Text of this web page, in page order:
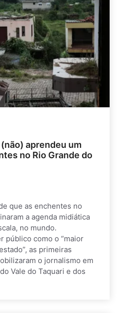
aprendeu um
no Rio Grande do
que as enchentes no
a agenda midiática
no mundo.
público como o “maior
as primeiras
o jornalismo em
Vale do Taquari e dos